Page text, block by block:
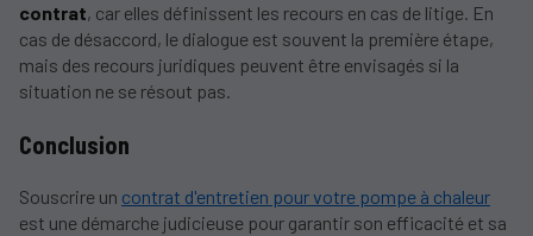
contrat, car elles définissent les recours en cas de litige. En
cas de désaccord, le dialogue est souvent la première étape,
mais des recours juridiques peuvent être envisagés si la
situation ne se résout pas.
Conclusion
Souscrire un contrat d'entretien pour votre pompe à chaleur
est une démarche judicieuse pour garantir son efficacité et sa